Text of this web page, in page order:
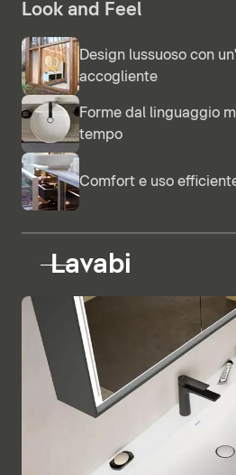
Look and Feel
Design lussuoso con
accogliente
Forme dal linguaggio
tempo
Comfort e uso
Lavabi